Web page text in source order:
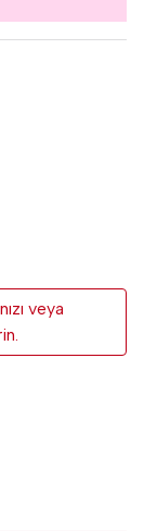
veya